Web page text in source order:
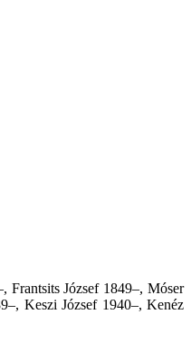
Frantsits József 1849–, Móser
Keszi József 1940–, Kenéz